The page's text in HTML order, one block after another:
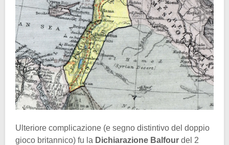
Ulteriore complicazione (e segno distintivo del doppio
gioco britannico) fu la Dichiarazione Balfour del 2